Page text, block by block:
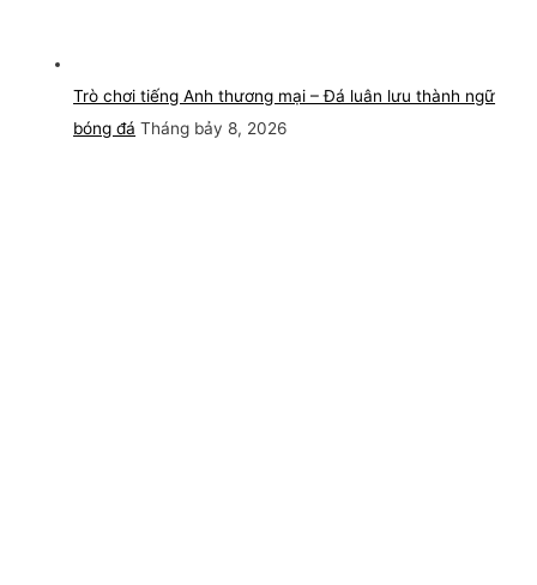
Trò chơi tiếng Anh thương mại – Đá luân lưu thành ngữ
bóng đá Tháng bảy 8, 2026